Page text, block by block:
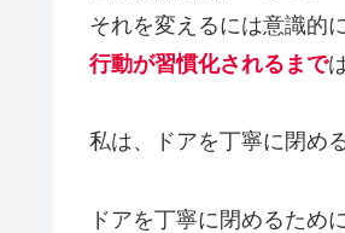
それを変えるには意識的
行動が習慣化されるまで
私は、ドアを丁寧に閉め
ドアを丁寧に閉めるため